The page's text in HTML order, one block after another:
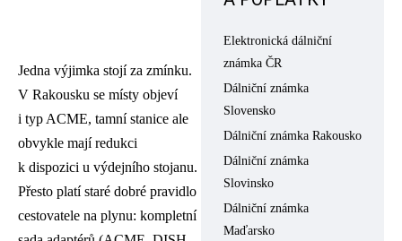
Jedna výjimka stojí za zmínku.
V Rakousku se místy objeví
i typ ACME, tamní stanice ale
obvykle mají redukci
k dispozici u výdejního stojanu.
Přesto platí staré dobré pravidlo
cestovatele na plynu: kompletní
Elektronická dálniční
známka ČR
Dálniční známka
Slovensko
Dálniční známka Rakousko
Dálniční známka
Slovinsko
Dálniční známka
Maďarsko